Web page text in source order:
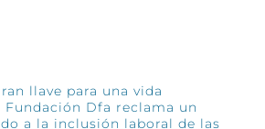
llave para una vida
Fundación Dfa reclama un
a la inclusión laboral de las